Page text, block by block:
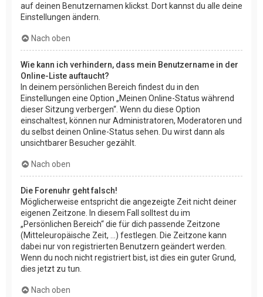
auf deinen Benutzernamen klickst. Dort kannst du alle deine
Einstellungen ändern.
Nach oben
Wie kann ich verhindern, dass mein Benutzername in der
Online-Liste auftaucht?
In deinem persönlichen Bereich findest du in den
Einstellungen eine Option „Meinen Online-Status während
dieser Sitzung verbergen“. Wenn du diese Option
einschaltest, können nur Administratoren, Moderatoren und
du selbst deinen Online-Status sehen. Du wirst dann als
unsichtbarer Besucher gezählt.
Nach oben
Die Forenuhr geht falsch!
Möglicherweise entspricht die angezeigte Zeit nicht deiner
eigenen Zeitzone. In diesem Fall solltest du im
„Persönlichen Bereich“ die für dich passende Zeitzone
(Mitteleuropäische Zeit, ...) festlegen. Die Zeitzone kann
dabei nur von registrierten Benutzern geändert werden.
Wenn du noch nicht registriert bist, ist dies ein guter Grund,
dies jetzt zu tun.
Nach oben